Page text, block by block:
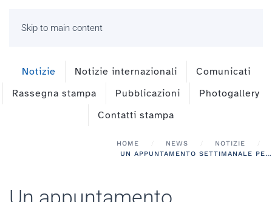
Skip to main content
Notizie Notizie internazionali
Comunicati
Rassegna stampa
Pubblicazioni
Photogallery
Contatti stampa
HOME NEWS
NOTIZIE
UN APPUNTAMENTO SETTIMANALE PER CONOSCERE IL GDPR
Un appuntamento